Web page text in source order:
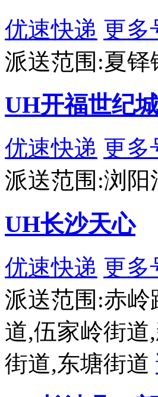
优速快递 更多
派送范围:夏铎
UH开福世纪
优速快递 更多
派送范围:浏
UH长沙天心
优速快递 更多
派送范围:赤岭
道,伍家岭街
街道,东塘街道